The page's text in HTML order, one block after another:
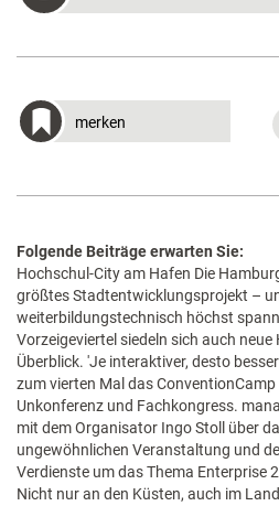
merken
Folgende Beiträge erwarten Sie:
Hochschul-City am Hafen Die
größtes Stadtentwicklungsprojekt –
weiterbildungstechnisch höchst
Vorzeigeviertel siedeln sich auch neue
Überblick. 'Je interaktiver, desto
zum vierten Mal das
Unkonferenz und Fachkongress.
mit dem Organisator Ingo Stoll über
ungewöhnlichen Veranstaltung und
Verdienste um das Thema Enterprise
Nicht nur an den Küsten, auch im